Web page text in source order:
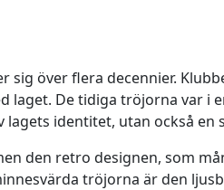
sig över flera decennier.
laget. De tidiga tröjorna var i
identitet, utan också
den retro designen, som
tröjorna är den